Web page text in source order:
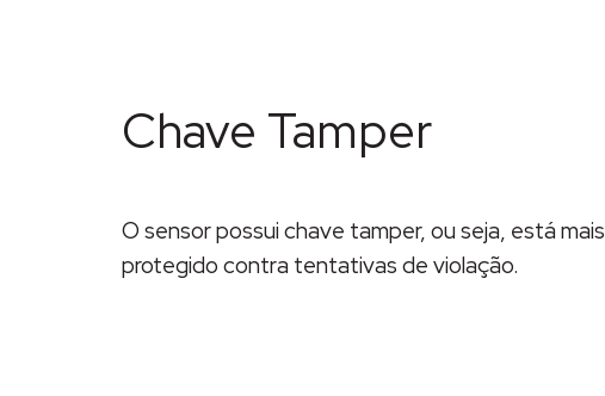
Chave Tamper
O sensor possui chave tamper, ou seja, está mais
protegido contra tentativas de violação.